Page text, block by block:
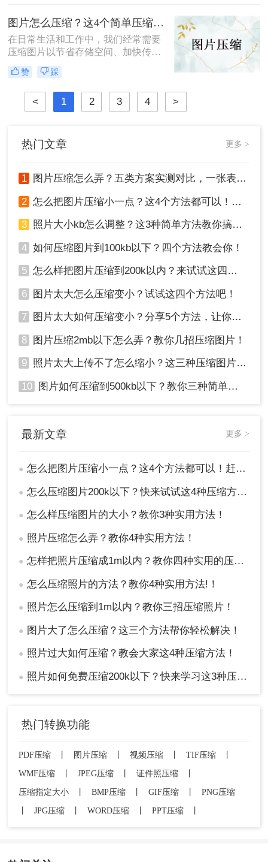
项非常重要的技能。本文将介绍三种
广泛使用的图片压缩方法。
图片怎么压缩？这4个简单压缩方法用起来！
在日常生活和工作中，我们经常需要
压缩图片以节省存储空间、加快传输
速度或满足特定的上传要求。那么图
片怎么压缩呢？本文将介绍四种图片
压缩方法，帮助您更好地进行图片压
赞 踩
< 1 2 3 4 >
热门文章 更多 >
1 图片压缩怎么弄？五类方案实测对比，一张表看懂怎么选！
2 怎么把图片压缩小一点？这4个方法都可以！赶紧试试！
3 照片大小kb怎么调整？这3种简单方法教你搞定！
4 如何压缩图片到100kb以下？四个方法教会你！
5 怎么样把图片压缩到200k以内？来试试这四种压缩方法！
6 图片太大怎么压缩变小？试试这四个方法吧！
7 图片太大如何压缩变小？分享5个方法，让你轻松调整图片大小
8 图片压缩2mb以下怎么弄？教你几招压缩图片！
9 照片太大上传不了怎么缩小？这三种压缩图片的方法非常实用！
10 图片如何压缩到500kb以下？教你三种简单方法！
最新文章 更多 >
● 怎么把图片压缩小一点？这4个方法都可以！赶紧试试！
● 怎么压缩图片200k以下？快来试试这4种压缩方法!！
● 怎么样压缩图片的大小？教你3种实用方法！
● 照片压缩怎么弄？教你4种实用方法！
● 怎样把照片压缩成1m以内？教你四种实用的压缩方法！
● 怎么压缩照片的方法？教你4种实用方法!！
● 照片怎么压缩到1m以内？教你三招压缩照片！
● 图片大了怎么压缩？这三个方法帮你轻松解决！
● 照片过大如何压缩？教会大家这4种压缩方法！
● 照片如何免费压缩200k以下？快来学习这3种压缩方法！
热门转换功能
PDF压缩 图片压缩 视频压缩 TIF压缩
WMF压缩
JPEG压缩 证件照压缩
压缩指定大小
BMP压缩 GIF压缩
PNG压缩
JPG压缩 WORD压缩 PPT压缩